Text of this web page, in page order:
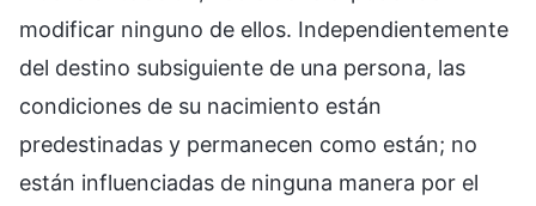
modificar ninguno de ellos. Independientemente
del destino subsiguiente de una persona, las
condiciones de su nacimiento están
predestinadas y permanecen como están; no
están influenciadas de ninguna manera por el